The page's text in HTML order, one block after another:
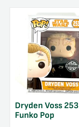
Dryden Voss 253
Funko Pop